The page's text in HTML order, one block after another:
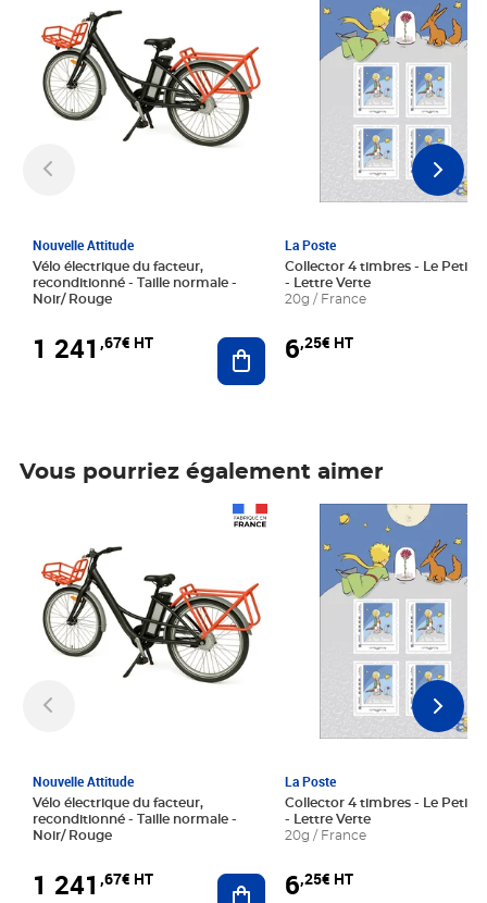
Nouvelle Attitude
Vélo électrique du facteur,
reconditionné - Taille normale -
Noir/ Rouge
1 241 ,67€ HT Ajouter au panier
La Poste
Collector 4 timbres - Le Petit
- Lettre Verte
20g / France
6,25€ HT
Vous pourriez également aimer
Nouvelle Attitude
Vélo électrique du facteur,
reconditionné - Taille normale -
Noir/ Rouge
1 241 ,67€ HT Ajouter au panier
La Poste
Collector 4 timbres - Le Petit
- Lettre Verte
20g / France
6,25€ HT
Prix 6,25€ HT